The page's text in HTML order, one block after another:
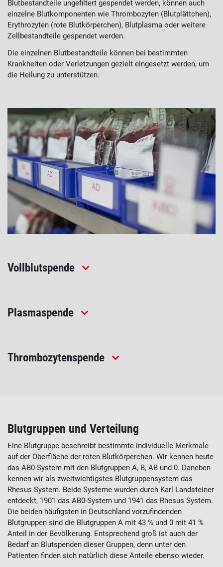
Blutbestandteile ungefiltert gespendet werden, können auch
einzelne Blutkomponenten wie Thrombozyten (Blutplättchen),
Erythrozyten (rote Blutkörperchen), Blutplasma oder weitere
Zellbestandteile gespendet werden.
Die einzelnen Blutbestandteile können bei bestimmten
Krankheiten oder Verletzungen gezielt eingesetzt werden, um
die Heilung zu unterstützen.
Vollblutspende
Plasmaspende
Thrombozytenspende
Blutgruppen und Verteilung
Eine Blutgruppe beschreibt bestimmte individuelle Merkmale
auf der Oberfläche der roten Blutkörperchen. Wir kennen heute
das AB0-System mit den Blutgruppen A, B, AB und 0. Daneben
kennen wir als zweitwichtigstes Blutgruppensystem das
Rhesus System. Beide Systeme wurden durch Karl Landsteiner
entdeckt, 1901 das AB0-System und 1941 das Rhesus System.
Die beiden häufigsten in Deutschland vorzufindenden
Blutgruppen sind die Blutgruppen A mit 43 % und 0 mit 41 %
Anteil in der Bevölkerung. Entsprechend groß ist auch der
Bedarf an Blutspenden dieser Gruppen, denn unter den
Patienten finden sich natürlich diese Anteile ebenso wieder.